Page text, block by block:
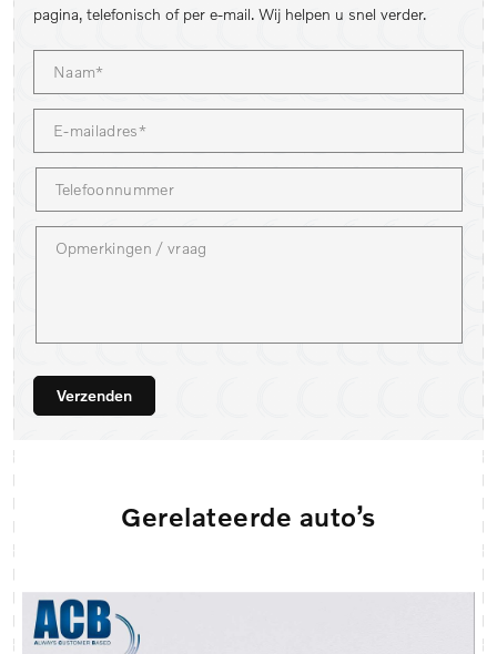
pagina, telefonisch of per e-mail. Wij helpen u snel verder.
Verzenden
Gerelateerde auto’s